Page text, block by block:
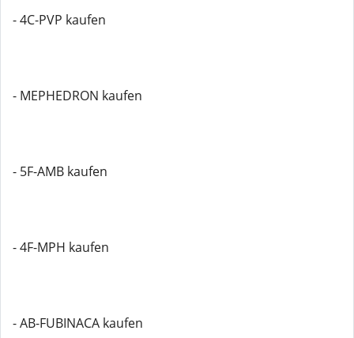
- 4C-PVP kaufen
- MEPHEDRON kaufen
- 5F-AMB kaufen
- 4F-MPH kaufen
- AB-FUBINACA kaufen